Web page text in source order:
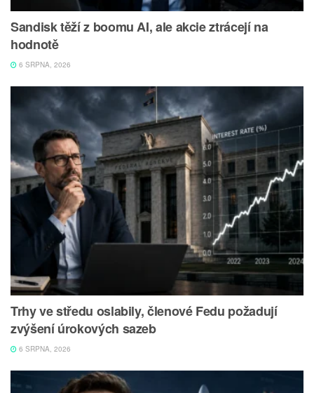
Sandisk těží z boomu AI, ale akcie ztrácejí na
hodnotě
6 SRPNA, 2026
Trhy ve středu oslabily, členové Fedu požadují
zvýšení úrokových sazeb
6 SRPNA, 2026